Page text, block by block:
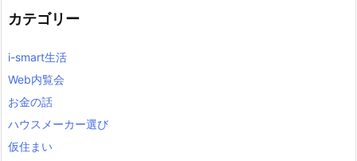
カテゴリー
i-smart生活
Web内覧会
お金の話
ハウスメーカー選び
仮住まい